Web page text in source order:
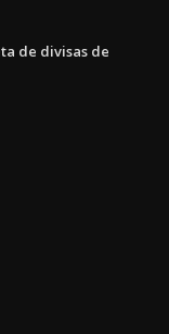
de divisas de